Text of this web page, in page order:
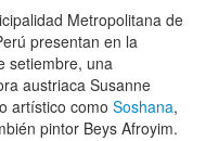
Metropolitana de
presentan en la
setiembre, una
austriaca Susanne
artístico como Soshana,
pintor Beys Afroyim.